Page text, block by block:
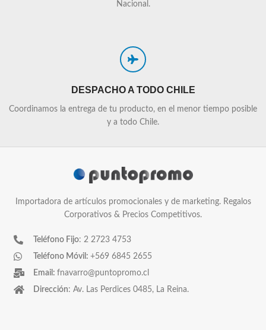
Nacional.
DESPACHO A TODO CHILE
Coordinamos la entrega de tu producto, en el menor tiempo posible
y a todo Chile.
Importadora de artículos promocionales y de marketing. Regalos
Corporativos & Precios Competitivos.
Teléfono Fijo: 2 2723 4753
Teléfono Móvil: +569 6845 2655
Email: fnavarro@puntopromo.cl
Dirección: Av. Las Perdices 0485, La Reina.